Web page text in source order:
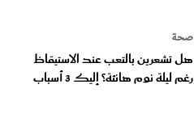
صحة
هل تشعرين بالتعب عند الاستيقاظ
رغم ليلة نوم هانئة؟ إليك 3 أسباب